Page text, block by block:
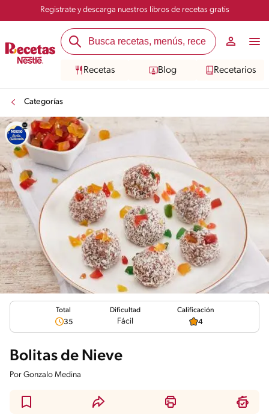
Registrate y descarga nuestros libros de recetas gratis
Recetas Blog Recetarios
Categorías
Total
35
Dificultad
Fácil
Calificación
4
Bolitas de Nieve
Por Gonzalo Medina